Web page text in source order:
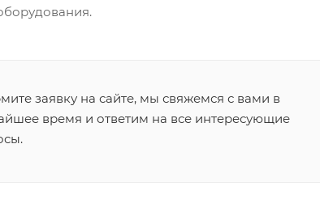
заявку на сайте, мы свяжемся с вами в
время и ответим на все интересующие